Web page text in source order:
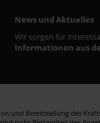
News und Aktuelles
Wir sorgen für
Informationen aus
und Bereitstellung des